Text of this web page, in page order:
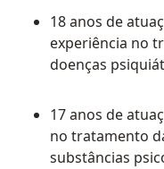
18 anos de
experiência no
doenças
17 anos de
no tratamento
substâncias